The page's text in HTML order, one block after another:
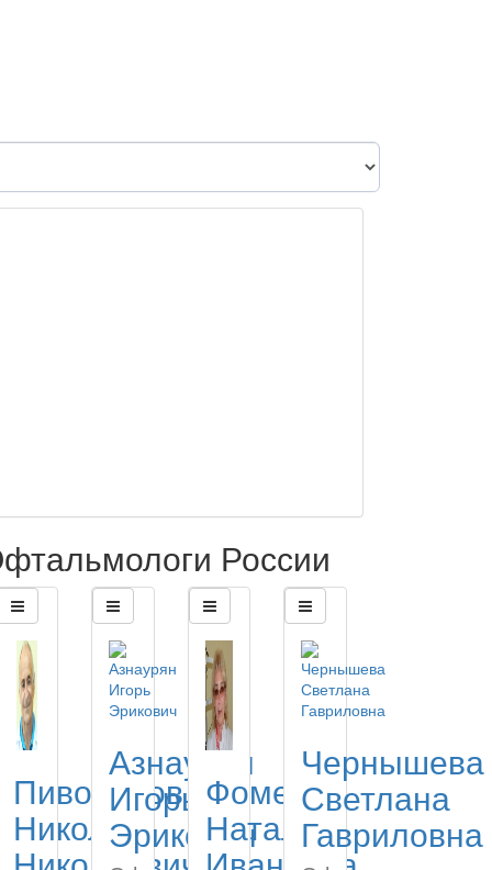
России
Пивоваров
Николай
Азнаурян
Игорь
Эрикович
Фоменко
Наталия
Чернышева
Светлана
Гавриловна